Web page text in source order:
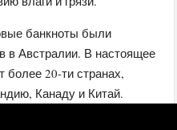
банкноты были
в Австралии. В настоящее
более 20-ти странах,
Канаду и Китай.